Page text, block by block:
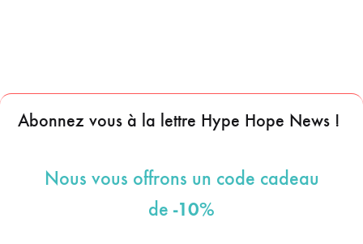
Abonnez vous à la lettre Hype Hope News !
Nous vous offrons un code cadeau
de -10%